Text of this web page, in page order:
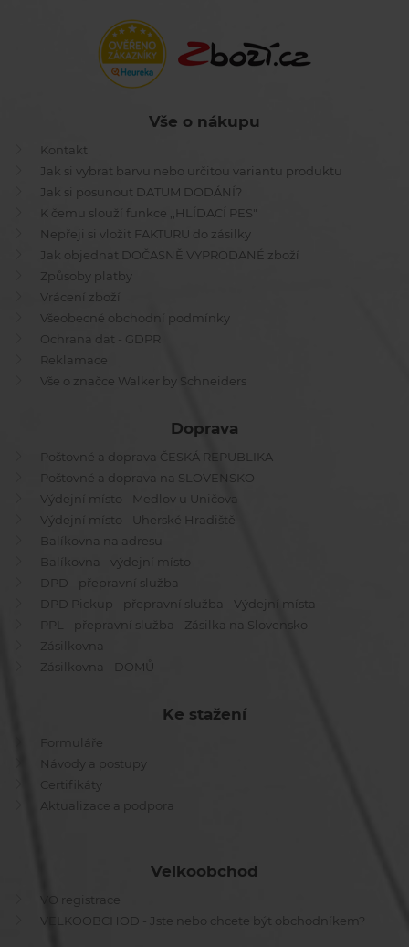
Vše o nákupu
Kontakt
Jak si vybrat barvu nebo určitou variantu produktu
Jak si posunout DATUM DODÁNÍ?
K čemu slouží funkce ,,HLÍDACÍ PES"
Nepřeji si vložit FAKTURU do zásilky
Jak objednat DOČASNĚ VYPRODANÉ zboží
Způsoby platby
Vrácení zboží
Všeobecné obchodní podmínky
Ochrana dat - GDPR
Reklamace
Vše o značce Walker by Schneiders
Doprava
Poštovné a doprava ČESKÁ REPUBLIKA
Poštovné a doprava na SLOVENSKO
Výdejní místo - Medlov u Uničova
Výdejní místo - Uherské Hradiště
Balíkovna na adresu
Balíkovna - výdejní místo
DPD - přepravní služba
DPD Pickup - přepravní služba - Výdejní místa
PPL - přepravní služba - Zásilka na Slovensko
Zásilkovna
Zásilkovna - DOMŮ
Ke stažení
Formuláře
Návody a postupy
Certifikáty
Aktualizace a podpora
Velkoobchod
VO registrace
VELKOOBCHOD - Jste nebo chcete být obchodníkem?